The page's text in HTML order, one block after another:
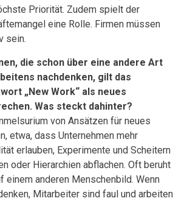
Priorität. Zudem spielt der
eine Rolle. Firmen müssen
sein.
die schon über eine andere Art
nachdenken, gilt das
„New Work“ als neues
Was steckt dahinter?
von Ansätzen für neues
etwa, dass Unternehmen mehr
erlauben, Experimente und Scheitern
oder Hierarchien abflachen. Oft beruht
einem anderen Menschenbild. Wenn
Mitarbeiter sind faul und arbeiten